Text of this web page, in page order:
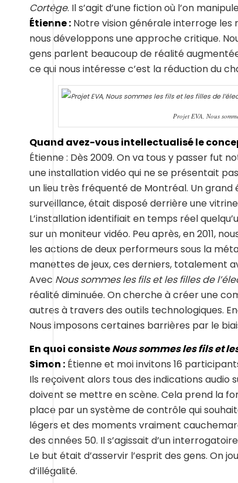
Cortège. Il s’agit d’une fiction où l’on
Étienne : Notre vision générale interroge les
nous développons une approche critique.
gens parlent beaucoup de réalité
ce qui nous intéresse c’est la réduction du
Projet EVA, Nous
Quand avez-vous intellectualisé le
Étienne : Dès 2009. On va tous y passer fut
une installation vidéo qui ne se présentait
un lieu très fréquenté de Montréal. Un
surveillance, était disposé derrière une
L’installation identifiait en temps réel
sur un moniteur vidéo. Peu après, en 2011,
les actions de deux performeurs sous la
manettes de jeux, ces derniers, totalement
Avec Nous sommes les fils et les filles de
réalité diminuée. On cherche à créer une
autres à travers des outils technologiques.
Nous imposons certaines barrières par le
En quoi consisteNous sommes les fils et
Simon : Étienne et moi invitons 16
Ils reçoivent alors tous des indications
doivent se mettre en scène. Cela prend la
place par un système de contrôle qui
légers et des moments vraiment
des années 50. Il s’agissait d’un
Le but était d’asservir l’esprit des gens. On
d’illégalité.